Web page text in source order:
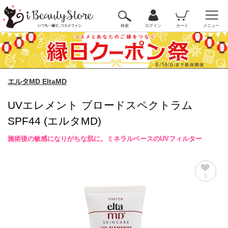
検索 ログイン カート メニュー
エルタMD EltaMD
UVエレメント ブロードスペクトラム
SPF44 (エルタMD)
施術後の敏感になりがちな肌に。ミネラルベースのUVフィルター
0